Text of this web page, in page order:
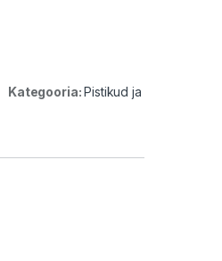
Kategooria:Pistikud ja